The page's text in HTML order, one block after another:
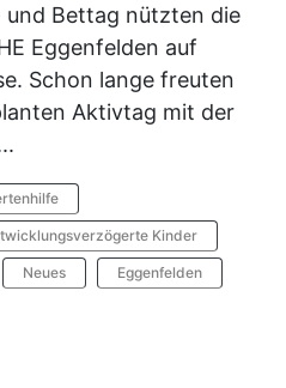
und Bettag nützten die
Eggenfelden auf
Schon lange freuten
Aktivtag mit der
Kinder
Neues Eggenfelden